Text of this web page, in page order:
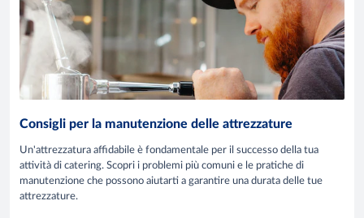
Consigli per la manutenzione delle attrezzature
Un'attrezzatura affidabile è fondamentale per il successo della tua
attività di catering. Scopri i problemi più comuni e le pratiche di
manutenzione che possono aiutarti a garantire una durata delle tue
attrezzature.